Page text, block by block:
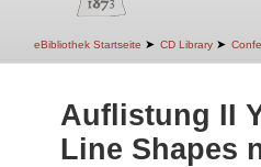
eBibliothek Startseite ➤ CD Library ➤
Auflistung II
Line Shapes